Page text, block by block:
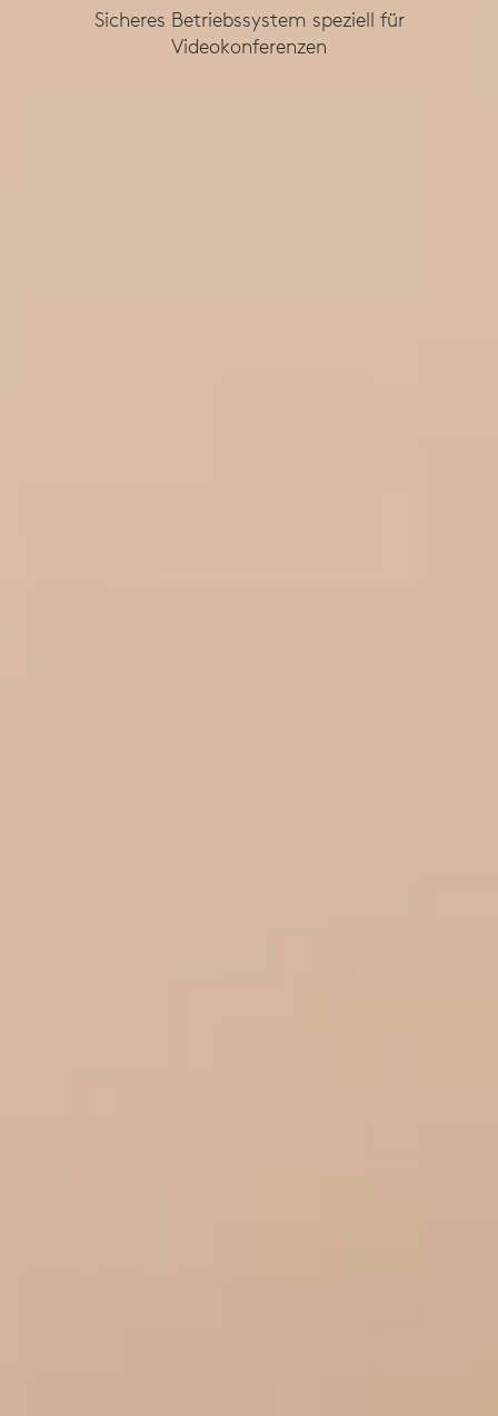
Sicheres Betriebssystem speziell für
Videokonferenzen